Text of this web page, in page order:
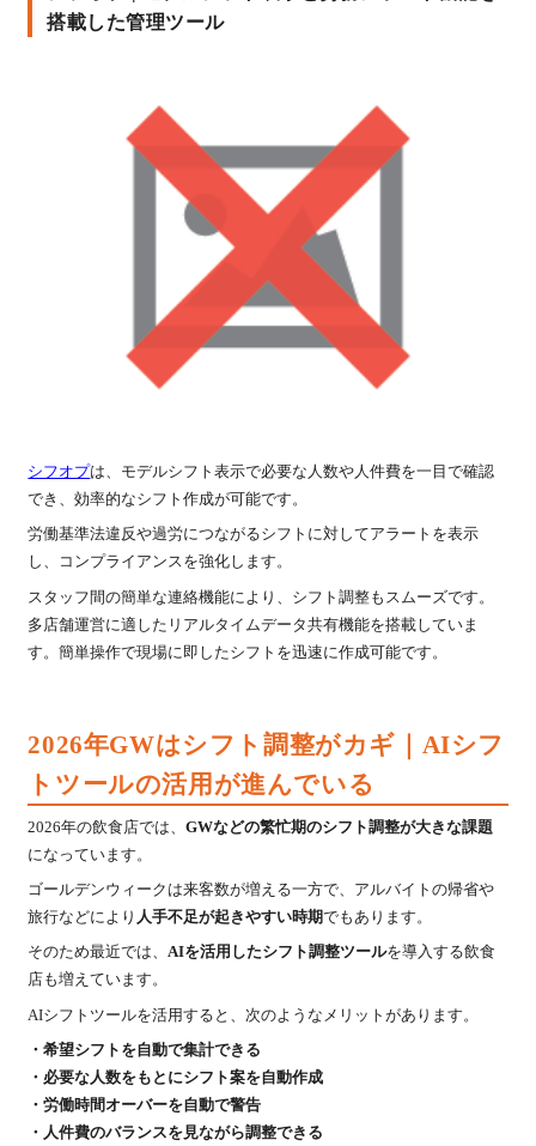
搭載した管理ツール
シフオプは、モデルシフト表示で必要な人数や人件費を一目で確認
でき、効率的なシフト作成が可能です。
労働基準法違反や過労につながるシフトに対してアラートを表示
し、コンプライアンスを強化します。
スタッフ間の簡単な連絡機能により、シフト調整もスムーズです。
多店舗運営に適したリアルタイムデータ共有機能を搭載していま
す。簡単操作で現場に即したシフトを迅速に作成可能です。
2026年GWはシフト調整がカギ｜AIシフ
トツールの活用が進んでいる
2026年の飲食店では、GWなどの繁忙期のシフト調整が大きな課題
になっています。
ゴールデンウィークは来客数が増える一方で、アルバイトの帰省や
旅行などにより 人手不足が起きやすい時期でもあります。
そのため最近では、AIを活用したシフト調整ツールを導入する飲食
店も増えています。
AIシフトツールを活用すると、次のようなメリットがあります。
・希望シフトを自動で集計できる
・必要な人数をもとにシフト案を自動作成
・労働時間オーバーを自動で警告
・人件費のバランスを見ながら調整できる